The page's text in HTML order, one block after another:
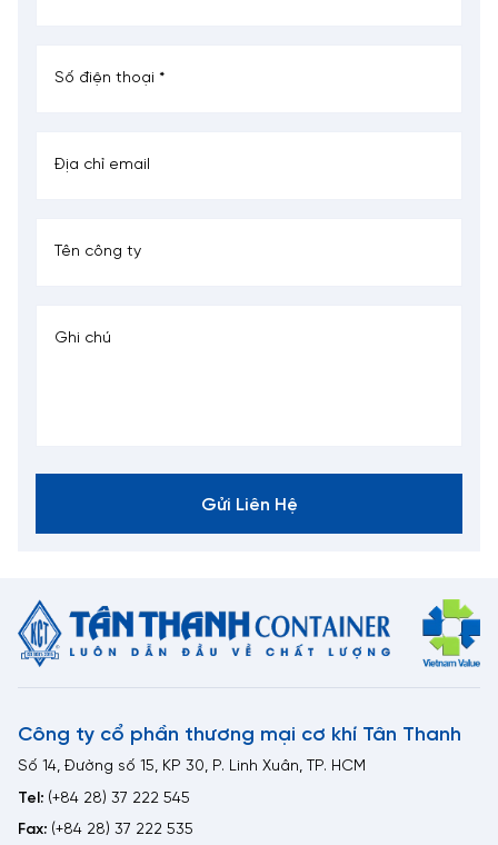
Gửi Liên Hệ
Công ty cổ phần thương mại cơ khí Tân Thanh
Số 14, Đường số 15, KP 30, P. Linh Xuân, TP. HCM
Tel: (+84 28) 37 222 545
Fax: (+84 28) 37 222 535